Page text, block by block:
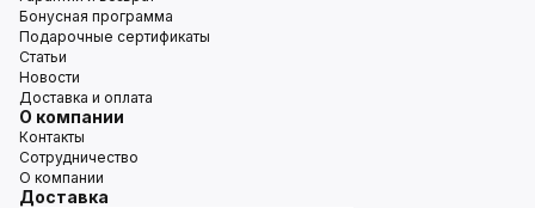
Бонусная программа
Подарочные сертификаты
Статьи
Новости
Доставка и оплата
О компании
Контакты
Сотрудничество
О компании
Доставка